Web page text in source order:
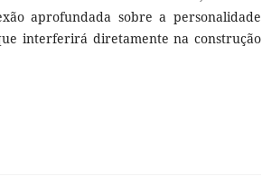
aprofundada sobre a personalidade
interferirá diretamente na construção